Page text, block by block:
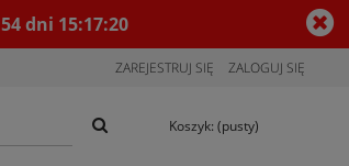
54dni 15:17:19
ZAREJESTRUJ SIĘ ZALOGUJ SIĘ
Koszyk: (pusty)